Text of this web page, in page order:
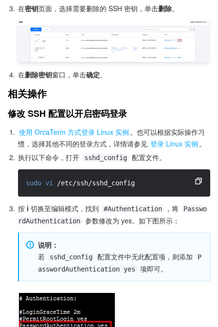
3. 在密钥页面，选择需要删除的 SSH 密钥，单击删除。
4. 在删除密钥窗口，单击确定。
相关操作
修改 SSH 配置以开启密码登录
1. 使用 OrcaTerm 方式登录 Linux 实例 。也可以根据实际操作习
惯，选择其他不同的登录方式，详情请参见 登录 Linux 实例 。
2. 执行以下命令，打开 sshd_config 配置文件。
sudo vi /etc/ssh/sshd_config
3. 按 i 切换至编辑模式，找到 #Authentication ，将
Passwo
rdAuthentication
参数修改为 yes。如下图所示：
说明：
若
sshd_config 配置文件中无此配置项，则添加
P
asswordAuthentication yes
项即可。